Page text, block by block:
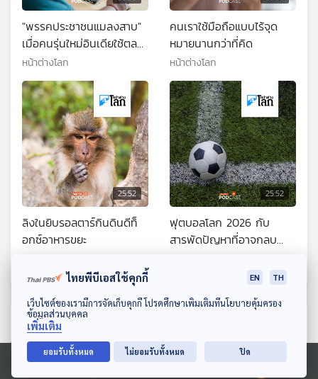
ดาวน์โหลด Thai PBS Podcast Application
Ⓒ 2020 องค์การกระจายเสียงและแพร่ภาพสาธารณะแห่งประเทศไทย
"พรรคประชาชนแมลงสาบ"
เมื่อคนรุ่นใหม่อินเดียใช้ตลก
เสียดสีเคลื่อนไหวทางการ
เมืองจนสะเทือนรัฐบาล
หน้าต่างโลก
คนเราใช้มือถือแบบไร้จุด
หมายนานกว่าที่คิด
หน้าต่างโลก
25:52
ลิงในยิบรอลตาร์กินดินดีท็
อกซ์อาหารขยะ
หน้าต่างโลก
25:52
ฟุตบอลโลก 2026 กับ
สารพัดปัญหาที่อาจกลบ
ความสนุกให้หายไป
หน้าต่างโลก
ตอนที่เกี่ยวข้อง
ไทยพีบีเอสใช้คุกกี้ EN TH
เว็บไซต์ของเรามีการจัดเก็บคุกกี้ โปรดศึกษาเพิ่มเติมที่นโยบายคุ้มครอง
ข้อมูลส่วนบุคคล
เพิ่มเติม
ยอมรับทั้งหมด ไม่ยอมรับทั้งหมด ปิด